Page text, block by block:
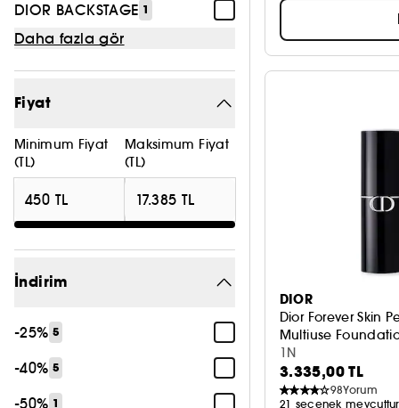
DIOR BACKSTAGE 1
Daha fazla gör
Fiyat
Minimum Fiyat
(TL)
Maksimum Fiyat
(TL)
İndirim
-25% 5
-40% 5
-50% 1
DIOR
Dior Forever Skin
Multiuse
1N
3.335,00 TL
98Yorum
21 seçenek mevcuttur